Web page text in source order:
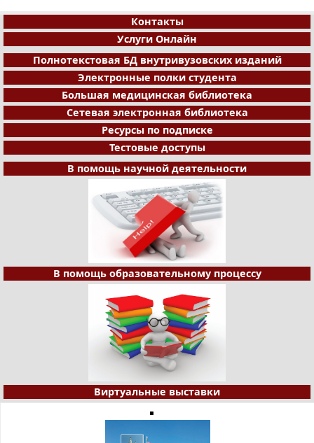
Контакты
Услуги Онлайн
Полнотекстовая БД внутривузовских изданий
Электронные полки студента
Большая медицинская библиотека
Сетевая электронная библиотека
Ресурсы по подписке
Тестовые доступы
В помощь научной деятельности
В помощь образовательному процессу
Виртуальные выставки